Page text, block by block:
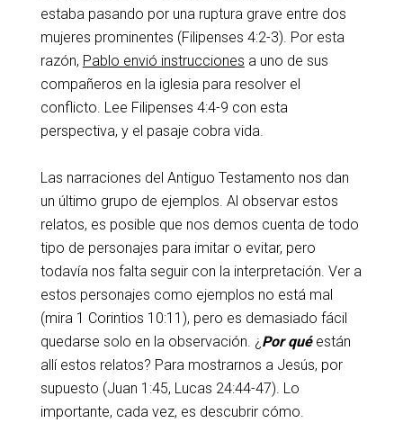
estaba pasando por una ruptura grave entre dos
mujeres prominentes (Filipenses 4:2-3). Por esta
razón, Pablo envió instrucciones a uno de sus
compañeros en la iglesia para resolver el
conflicto. Lee Filipenses 4:4-9 con esta
perspectiva, y el pasaje cobra vida.
Las narraciones del Antiguo Testamento nos dan
un último grupo de ejemplos. Al observar estos
relatos, es posible que nos demos cuenta de todo
tipo de personajes para imitar o evitar, pero
todavía nos falta seguir con la interpretación. Ver a
estos personajes como ejemplos no está mal
(mira 1 Corintios 10:11), pero es demasiado fácil
quedarse solo en la observación. ¿ Por quéestán
allí estos relatos? Para mostrarnos a Jesús, por
supuesto (Juan 1:45, Lucas 24:44-47). Lo
importante, cada vez, es descubrir cómo.